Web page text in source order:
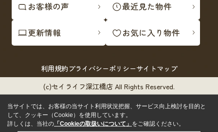
お客様の声 最近見た物件
更新情報 お気に入り物件
利用規約プライバシーポリシーサイトマップ
(c)セイライフ深江橋店 All Rights Reserved.
当サイトでは、お客様の当サイト利用状況把握、サービス向上検討を目的と
して、クッキー（Cookie）を使用しています。
詳しくは、当社の 「Cookieの取扱いについて」 をご確認ください。